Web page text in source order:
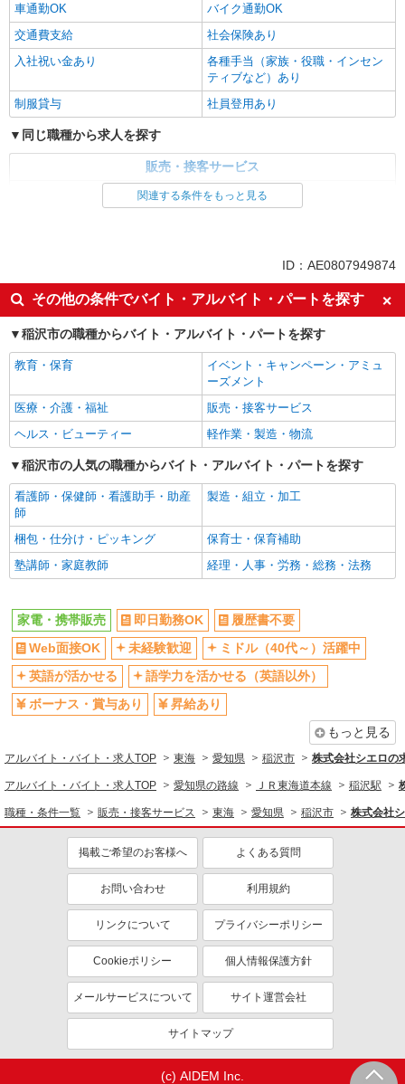
車通勤OK
バイク通勤OK
交通費支給
社会保険あり
入社祝い金あり
各種手当（家族・役職・インセン
ティブなど）あり
制服貸与
社員登用あり
同じ職種から求人を探す
販売・接客サービス
英語が活かせる
ボーナス・賞与あり
車通勤OK
交通費支給
社会保険あり
社員登用あり
関連する条件をもっと見る
ID：AE0807949874
その他の条件でバイト・アルバイト・パートを探す
稲沢市の職種からバイト・アルバイト・パートを探す
教育・保育
イベント・キャンペーン・アミュ
ーズメント
医療・介護・福祉
販売・接客サービス
ヘルス・ビューティー
軽作業・製造・物流
稲沢市の人気の職種からバイト・アルバイト・パートを探す
看護師・保健師・看護助手・助産
師
製造・組立・加工
梱包・仕分け・ピッキング
保育士・保育補助
塾講師・家庭教師
経理・人事・労務・総務・法務
家電・携帯販売 即日勤務OK
履歴書不要
Web面接OK
未経験歓迎
ミドル（40代～）活躍中
英語が活かせる
語学力を活かせる（英語以外）
ボーナス・賞与あり
昇給あり
もっと見る
アルバイト・バイト・求人TOP 東海 愛知県 稲沢市 株式会社シエロの
アルバイト・バイト・求人TOP 愛知県の路線 ＪＲ東海道本線 稲沢駅
職種・条件一覧 販売・接客サービス 東海 愛知県 稲沢市 株式会社
掲載ご希望のお客様へ よくある質問
お問い合わせ 利用規約
リンクについて プライバシーポリシー
Cookieポリシー 個人情報保護方針
メールサービスについて サイト運営会社
サイトマップ
(c) AIDEM Inc.